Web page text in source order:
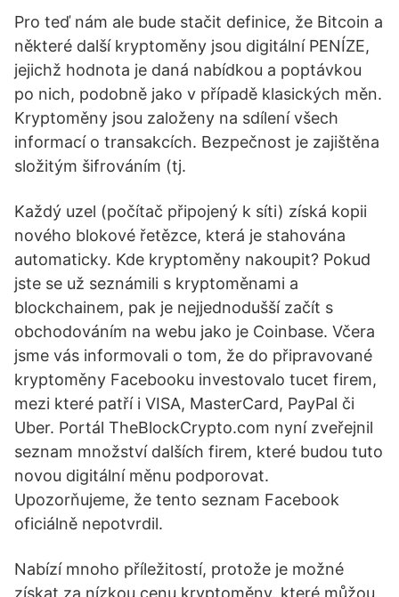
Pro teď nám ale bude stačit definice, že Bitcoin a
některé další kryptoměny jsou digitální PENÍZE,
jejichž hodnota je daná nabídkou a poptávkou
po nich, podobně jako v případě klasických měn.
Kryptoměny jsou založeny na sdílení všech
informací o transakcích. Bezpečnost je zajištěna
složitým šifrováním (tj.
Každý uzel (počítač připojený k síti) získá kopii
nového blokové řetězce, která je stahována
automaticky. Kde kryptoměny nakoupit? Pokud
jste se už seznámili s kryptoměnami a
blockchainem, pak je nejjednodušší začít s
obchodováním na webu jako je Coinbase. Včera
jsme vás informovali o tom, že do připravované
kryptoměny Facebooku investovalo tucet firem,
mezi které patří i VISA, MasterCard, PayPal či
Uber. Portál TheBlockCrypto.com nyní zveřejnil
seznam množství dalších firem, které budou tuto
novou digitální měnu podporovat.
Upozorňujeme, že tento seznam Facebook
oficiálně nepotvrdil.
Nabízí mnoho příležitostí, protože je možné
získat za nízkou cenu kryptoměny, které můžou